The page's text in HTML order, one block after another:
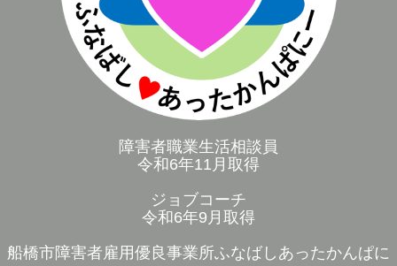
障害者職業生活相談員
令和6年11月取得
ジョブコーチ
令和6年9月取得
船橋市障害者雇用優良事業所ふなばしあったかんぱに